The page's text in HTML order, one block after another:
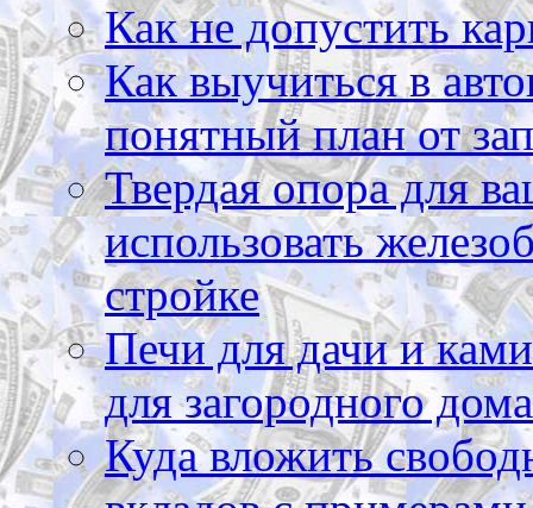
Как не допустить
Как выучиться в
понятный план от
Твердая опора для
использовать
стройке
Печи для дачи и
для загородного дома
Куда вложить